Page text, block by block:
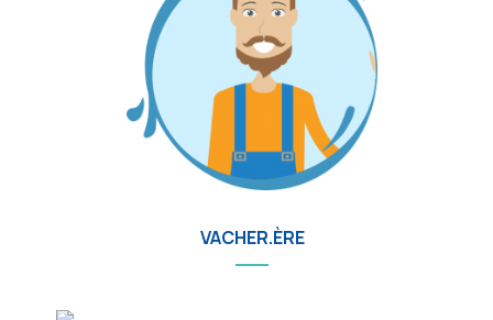
VACHER.ÈRE